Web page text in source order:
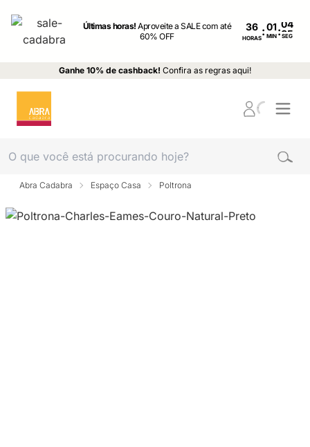
Últimas horas!Aproveite a SALE com até
60% OFF
36
HORAS: MIN : SEG
Ganhe 10% de cashback! Confira as regras aqui!
Abra Cadabra Espaço Casa Poltrona